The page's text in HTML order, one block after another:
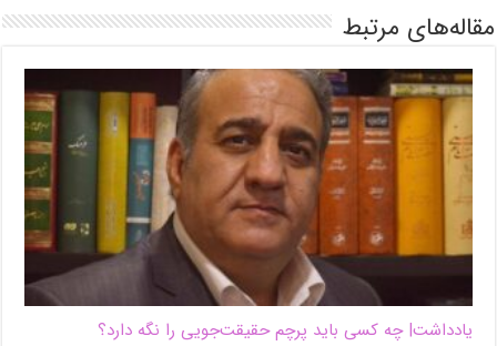
مقاله‌های مرتبط
یادداشت| ‌چه کسی باید پرچم حقیقت‌جویی را نگه دارد؟